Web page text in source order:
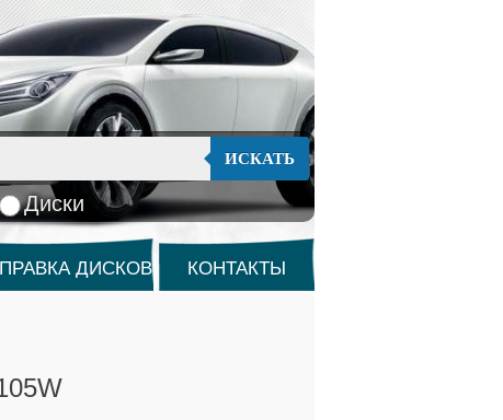
ИСКАТЬ
Диски
ПРАВКА ДИСКОВ КОНТАКТЫ